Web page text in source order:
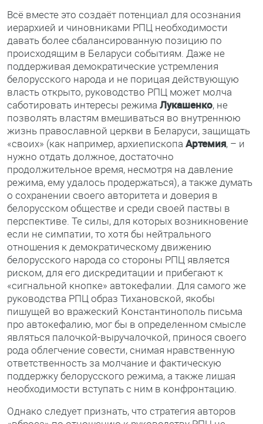
Всё вместе это создаёт потенциал для осознания
иерархией и чиновниками РПЦ необходимости
давать более сбалансированную позицию по
происходящим в Беларуси событиям. Даже не
поддерживая демократические устремления
белорусского народа и не порицая действующую
власть открыто, руководство РПЦ может молча
саботировать интересы режима Лукашенко, не
позволять властям вмешиваться во внутреннюю
жизнь православной церкви в Беларуси, защищать
«своих» (как например, архиепископа Артемия, – и
нужно отдать должное, достаточно
продолжительное время, несмотря на давление
режима, ему удалось продержаться), а также думать
о сохранении своего авторитета и доверия в
белорусском обществе и среди своей паствы в
перспективе. Те силы, для которых возникновение
если не симпатии, то хотя бы нейтрального
отношения к демократическому движению
белорусского народа со стороны РПЦ является
риском, для его дискредитации и прибегают к
«сигнальной кнопке» автокефалии. Для самого же
руководства РПЦ образ Тихановской, якобы
пишущей во вражеский Константинополь письма
про автокефалию, мог бы в определенном смысле
являться палочкой-выручалочкой, принося своего
рода облегчение совести, снимая нравственную
ответственность за молчание и фактическую
поддержку белорусского режима, а также лишая
необходимости вступать с ним в конфронтацию.
Однако следует признать, что стратегия авторов